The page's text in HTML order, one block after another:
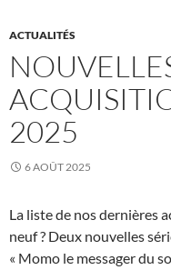
ACTUALITÉS
2025
6 AOÛT 2025
La liste de nos dernières
neuf ? Deux nouvelles
« Momo le messager du